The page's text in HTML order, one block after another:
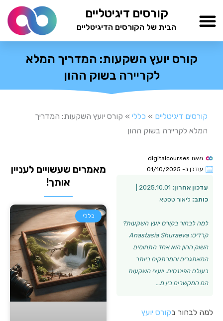
לתוכן
קורסים דיגיטליים
הבית של הקורסים הדיגיטליים
קורס יועץ השקעות: המדריך המלא
לקריירה בשוק ההון
קורסים דיגיטליים » כללי » קורס יועץ השקעות: המדריך
המלא לקריירה בשוק ההון
מאת
עודכן ב- 01/10/2025
עדכון אחרון:
כותב: ליאור טסטא
למה לבחור בקורס יועץ השקעות?
קרדיט: Anastasia Shuraeva
השוק ההון הוא אחד התחומים
המאתגרים והמרתקים ביותר
בעולם הפיננסים. יועצי השקעות
הם המקשרים בין מ…
למה לבחור בקורס יועץ
מאמרים שעשויים לעניין
אותך!
כללי